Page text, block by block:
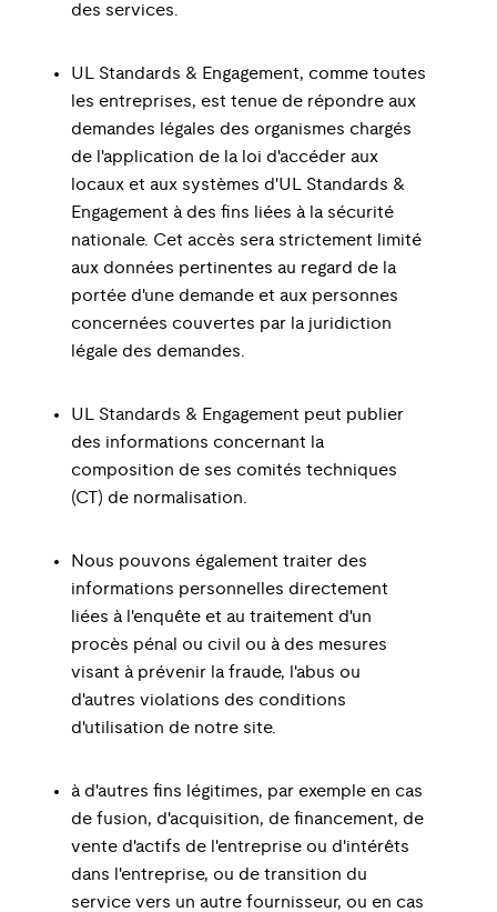
des services.
UL Standards & Engagement, comme toutes
les entreprises, est tenue de répondre aux
demandes légales des organismes chargés
de l'application de la loi d'accéder aux
locaux et aux systèmes d'UL Standards &
Engagement à des fins liées à la sécurité
nationale. Cet accès sera strictement limité
aux données pertinentes au regard de la
portée d'une demande et aux personnes
concernées couvertes par la juridiction
légale des demandes.
UL Standards & Engagement peut publier
des informations concernant la
composition de ses comités techniques
(CT) de normalisation.
Nous pouvons également traiter des
informations personnelles directement
liées à l'enquête et au traitement d'un
procès pénal ou civil ou à des mesures
visant à prévenir la fraude, l'abus ou
d'autres violations des conditions
d'utilisation de notre site.
à d'autres fins légitimes, par exemple en cas
de fusion, d'acquisition, de financement, de
vente d'actifs de l'entreprise ou d'intérêts
dans l'entreprise, ou de transition du
service vers un autre fournisseur, ou en cas